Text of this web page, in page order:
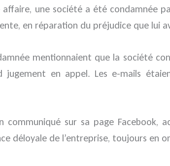
affaire, une société a été condamnée
en réparation du préjudice que lui
mentionnaient que la société
jugement en appel. Les e-mails
communiqué sur sa page
déloyale de l’entreprise, toujours en